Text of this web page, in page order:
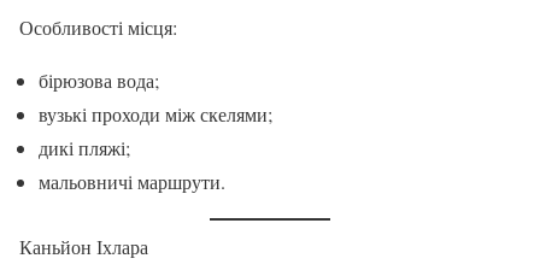
Особливості місця:
бірюзова вода;
вузькі проходи між скелями;
дикі пляжі;
мальовничі маршрути.
Каньйон Іхлара